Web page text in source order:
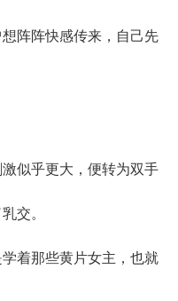
阵阵快感传来，自己先
似乎更大，便转为双手
交。
着那些黄片女主，也就